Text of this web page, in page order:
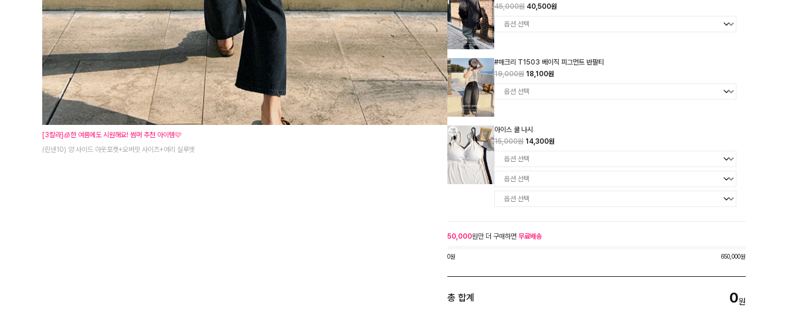
[3칼라]🧊한 여름에도 시원해요! 썸머 추천 아이템🩷
(린넨10) 양 사이드 아웃포켓+오버핏 사이즈+여리 실루엣
45,000원 40,500원
#매크리 T1503 베이직 피그먼트 반팔티
19,000원 18,100원
아이스 쿨 나시
15,000원 14,300원
50,000원만 더 구매하면 무료배송
0원 650,000원
총 합계 0원